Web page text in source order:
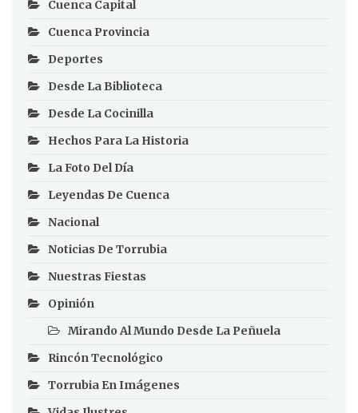
Cuenca Capital
Cuenca Provincia
Deportes
Desde La Biblioteca
Desde La Cocinilla
Hechos Para La Historia
La Foto Del Día
Leyendas De Cuenca
Nacional
Noticias De Torrubia
Nuestras Fiestas
Opinión
Mirando Al Mundo Desde La Peñuela
Rincón Tecnológico
Torrubia En Imágenes